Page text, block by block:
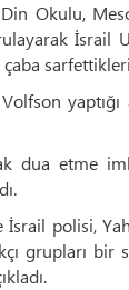
Din Okulu,
İsrail
dua etme
İsrail polisi,
grupları